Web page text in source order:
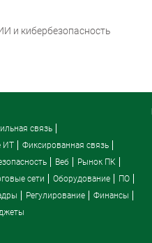
и кибербезопасность
связь
ИТ
Фиксированная связь
Веб
Рынок ПК
сети Оборудование
ПО
Регулирование
Финансы